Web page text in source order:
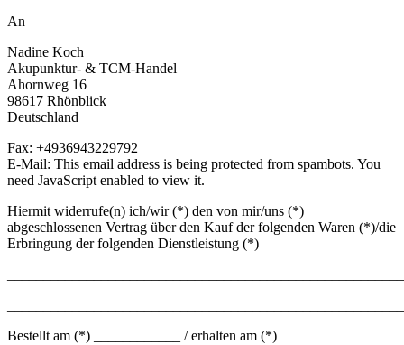
An
Nadine Koch
Akupunktur- & TCM-Handel
Ahornweg 16
98617 Rhönblick
Deutschland
Fax: +4936943229792
E-Mail: This email address is being protected from spambots. You
need JavaScript enabled to view it.
Hiermit widerrufe(n) ich/wir (*) den von mir/uns (*)
abgeschlossenen Vertrag über den Kauf der folgenden Waren (*)/die
Erbringung der folgenden Dienstleistung (*)
Bestellt am (*) ____________ / erhalten am (*)